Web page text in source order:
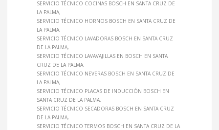
SERVICIO TÉCNICO COCINAS BOSCH EN SANTA CRUZ DE
LA PALMA
SERVICIO TÉCNICO HORNOS BOSCH EN SANTA CRUZ DE
LA PALMA
SERVICIO TÉCNICO LAVADORAS BOSCH EN SANTA CRUZ
DE LA PALMA
SERVICIO TÉCNICO LAVAVAJILLAS EN BOSCH EN SANTA
CRUZ DE LA PALMA
SERVICIO TÉCNICO NEVERAS BOSCH EN SANTA CRUZ DE
LA PALMA
SERVICIO TÉCNICO PLACAS DE INDUCCIÓN BOSCH EN
SANTA CRUZ DE LA PALMA
SERVICIO TÉCNICO SECADORAS BOSCH EN SANTA CRUZ
DE LA PALMA
SERVICIO TÉCNICO TERMOS BOSCH EN SANTA CRUZ DE LA